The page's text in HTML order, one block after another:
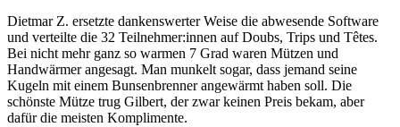
Dietmar Z. ersetzte dankenswerter Weise die abwesende Software
und verteilte die 32 Teilnehmer:innen auf Doubs, Trips und Têtes.
Bei nicht mehr ganz so warmen 7 Grad waren Mützen und
Handwärmer angesagt. Man munkelt sogar, dass jemand seine
Kugeln mit einem Bunsenbrenner angewärmt haben soll. Die
schönste Mütze trug Gilbert, der zwar keinen Preis bekam, aber
dafür die meisten Komplimente.